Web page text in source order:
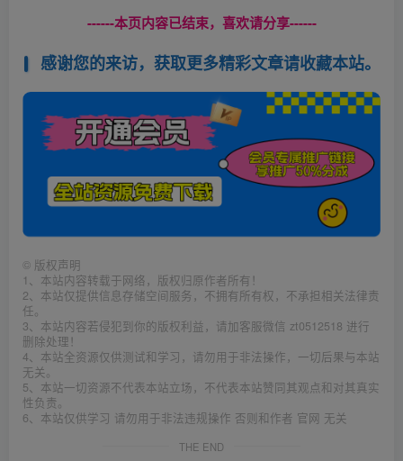
------本页内容已结束，喜欢请分享------
感谢您的来访，获取更多精彩文章请收藏本站。
© 版权声明
1、本站内容转载于网络，版权归原作者所有！
2、本站仅提供信息存储空间服务，不拥有所有权，不承担相关法律责
任。
3、本站内容若侵犯到你的版权利益，请加客服微信 zt0512518 进行
删除处理！
4、本站全资源仅供测试和学习，请勿用于非法操作，一切后果与本站
无关。
5、本站一切资源不代表本站立场，不代表本站赞同其观点和对其真实
性负责。
6、本站仅供学习 请勿用于非法违规操作 否则和作者 官网 无关
THE END